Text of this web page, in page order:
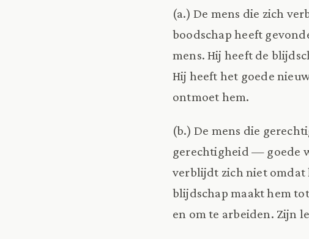
(a.) De mens die zich
boodschap heeft
mens. Hij heeft de
Hij heeft het goede
ontmoet hem.
(b.) De mens die
gerechtigheid — goede
verblijdt zich niet
blijdschap maakt hem
en om te arbeiden. Zijn